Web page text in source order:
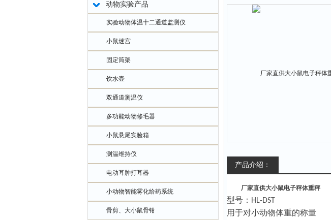
动物实验产品
实验动物体温十二通道监测仪
小鼠迷宫
固定筒架
饮水壶
双通道测温仪
多功能动物修毛器
小鼠悬尾实验箱
测温维持仪
电动耳肿打耳器
小动物智能雾化给药系统
骨剪、大小鼠骨钳
产品介绍：
厂家直供大小鼠电子秤体重秤
型号： HL-DST
用于对小动物体重的称量